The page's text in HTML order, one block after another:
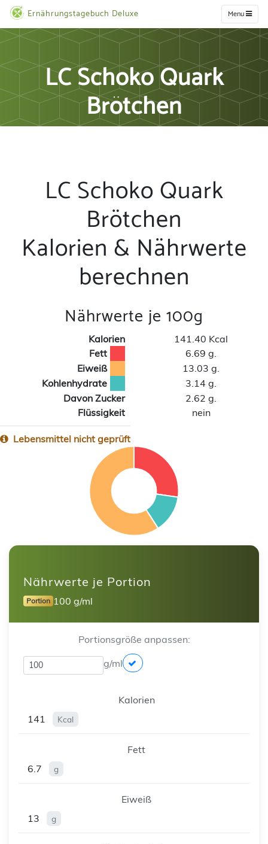
Ernährungstagebuch Deluxe Menu
LC Schoko Quark
Brötchen
LC Schoko Quark
Brötchen
Kalorien & Nährwerte
berechnen
Nährwerte je 100g
Kalorien
141.40 Kcal
Fett
6.69 g.
Eiweiß
13.03 g.
Kohlenhydrate
3.14 g.
Davon Zucker
2.62 g.
Flüssigkeit
nein
Lebensmittel nicht geprüft
Nährwerte je Portion
Portion 100 g/ml
Portionsgröße anpassen:
g/ml
Kalorien
141
Kcal
Fett
6.7
g
Eiweiß
13
g